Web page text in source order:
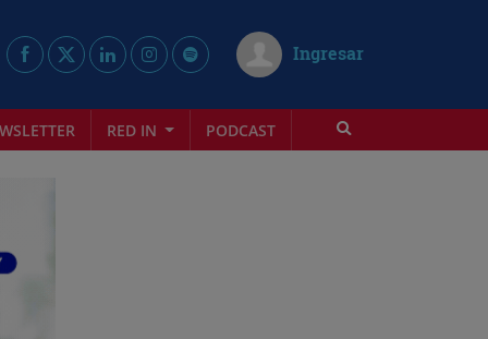
Ingresar
RED IN PODCAST